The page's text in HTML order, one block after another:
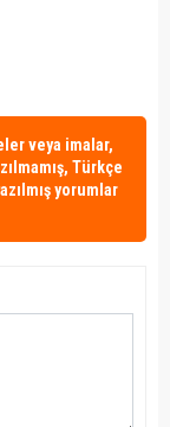
veya imalar,
Türkçe
yorumlar